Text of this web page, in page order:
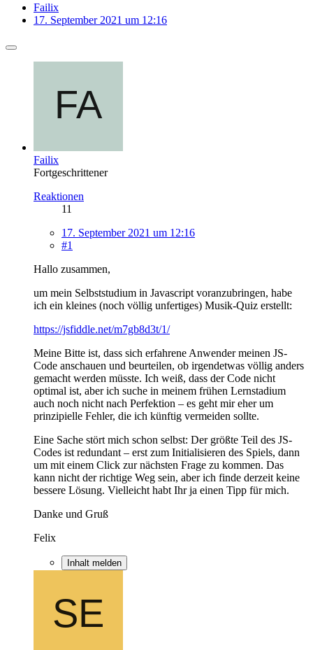
Failix
17. September 2021 um 12:16
Failix
Fortgeschrittener
Reaktionen
11
17. September 2021 um 12:16
#1
Hallo zusammen,
um mein Selbststudium in Javascript voranzubringen, habe
ich ein kleines (noch völlig unfertiges) Musik-Quiz erstellt:
https://jsfiddle.net/m7gb8d3t/1/
Meine Bitte ist, dass sich erfahrene Anwender meinen JS-
Code anschauen und beurteilen, ob irgendetwas völlig anders
gemacht werden müsste. Ich weiß, dass der Code nicht
optimal ist, aber ich suche in meinem frühen Lernstadium
auch noch nicht nach Perfektion – es geht mir eher um
prinzipielle Fehler, die ich künftig vermeiden sollte.
Eine Sache stört mich schon selbst: Der größte Teil des JS-
Codes ist redundant – erst zum Initialisieren des Spiels, dann
um mit einem Click zur nächsten Frage zu kommen. Das
kann nicht der richtige Weg sein, aber ich finde derzeit keine
bessere Lösung. Vielleicht habt Ihr ja einen Tipp für mich.
Danke und Gruß
Felix
Inhalt melden